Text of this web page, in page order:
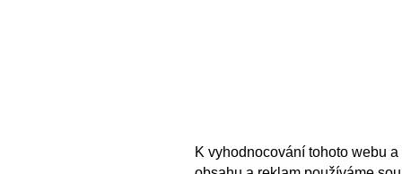
K vyhodnocování tohoto webu